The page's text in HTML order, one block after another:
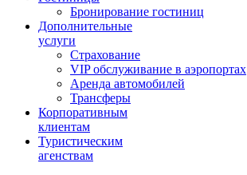
Бронирование гостиниц
Дополнительные
услуги
Страхование
VIP обслуживание в аэропортах
Аренда автомобилей
Трансферы
Корпоративным
клиентам
Туристическим
агенствам